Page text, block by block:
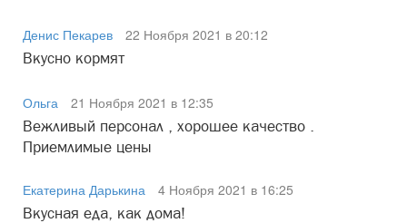
Денис Пекарев
22 Ноября 2021 в 20:12
Вкусно кормят
Ольга
21 Ноября 2021 в 12:35
Вежливый персонал , хорошее качество .
Приемлимые цены
Екатерина Дарькина
4 Ноября 2021 в 16:25
Вкусная еда, как дома!